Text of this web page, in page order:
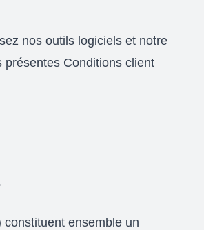
nos outils logiciels et notre
présentes Conditions client
ensemble un